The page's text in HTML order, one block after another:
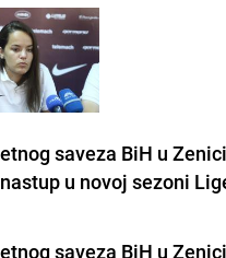
saveza BiH u Zenici
u novoj sezoni
saveza BiH u Zenici